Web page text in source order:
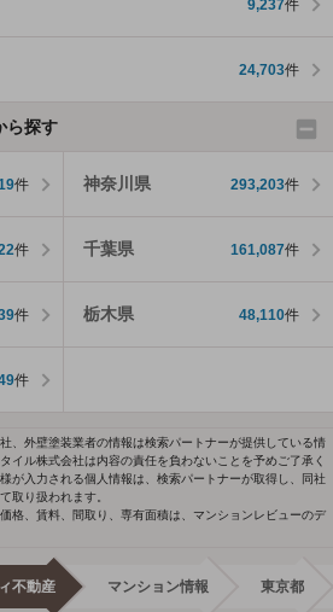
9,237件
24,703件
ら探す
件 神奈川県 293,203件
件 千葉県 161,087件
件 栃木県 48,110件
件
、外壁塗装業者の情報は検索パートナーが提供している情
イル株式会社は内容の責任を負わないことを予めご了承く
が入力される個人情報は、検索パートナーが取得し、同社
取り扱われます。
格、賃料、間取り、専有面積は、マンションレビューのデ
不動産 マンション情報 東京都